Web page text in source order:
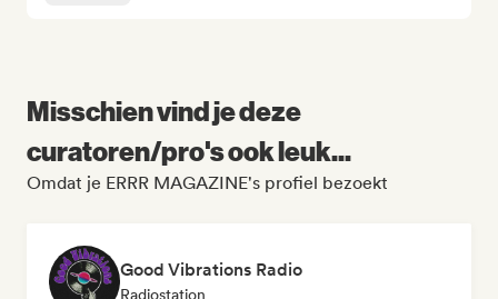
Misschien vind je deze
curatoren/pro's ook leuk...
Omdat je ERRR MAGAZINE's profiel bezoekt
Good Vibrations Radio
Radiostation